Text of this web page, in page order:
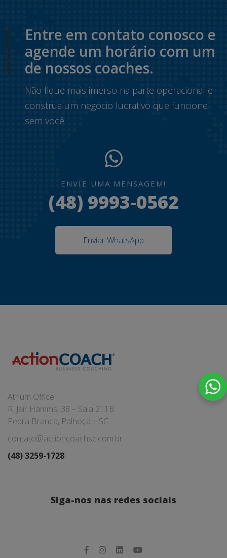
Entre em contato conosco e
agende um horário com um
de nossos coaches.
Não fique mais imerso na parte operacional e
construa um negócio lucrativo que funcione
sem você.
ENVIE UMA MENSAGEM!
(48) 9993-0562
Enviar WhatsApp
Atrium Office
R. Jair Hamms, 38 – Sala 211B
Pedra Branca, Palhoça – SC
contato@actioncoachsc.com.br
(48) 3259-1728
Siga-nos nas redes sociais